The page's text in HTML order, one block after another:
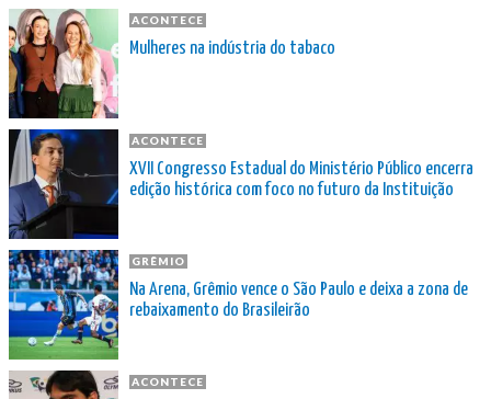
ACONTECE
Mulheres na indústria do tabaco
ACONTECE
XVII Congresso Estadual do Ministério Público encerra
edição histórica com foco no futuro da Instituição
GRÊMIO
Na Arena, Grêmio vence o São Paulo e deixa a zona de
rebaixamento do Brasileirão
ACONTECE